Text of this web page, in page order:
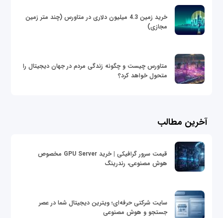
خرید زمین 4.3 میلیون دلاری در متاورس (چند متر زمین
مجازی)
متاورس چیست و چگونه زندگی مردم در جهان دیجیتال را
متحول خواهد کرد؟
آخرین مطالب
قیمت سرور گرافیکی | خرید GPU Server مخصوص
هوش مصنوعی، رندرینگ
سایت شرکتی حرفه‌ای؛ ویترین دیجیتال شما در عصر
جستجو و هوش مصنوعی